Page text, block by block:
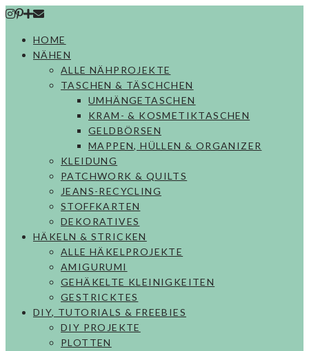
Skip
contentHOME
NÄHEN
ALLE NÄHPROJEKTE
TASCHEN & TÄSCHCHEN
UMHÄNGETASCHEN
KRAM- & KOSMETIKTASCHEN
GELDBÖRSEN
MAPPEN, HÜLLEN & ORGANIZER
KLEIDUNG
PATCHWORK & QUILTS
JEANS-RECYCLING
STOFFKARTEN
DEKORATIVES
HÄKELN & STRICKEN
ALLE HÄKELPROJEKTE
AMIGURUMI
GEHÄKELTE KLEINIGKEITEN
GESTRICKTES
DIY, TUTORIALS & FREEBIES
DIY PROJEKTE
PLOTTEN